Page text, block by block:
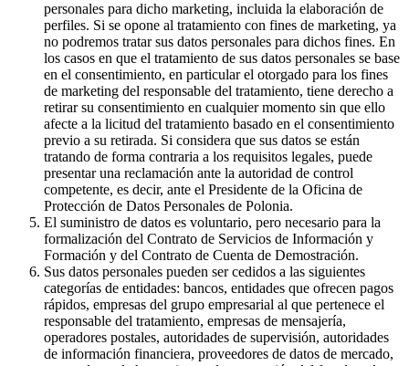
personales para dicho marketing, incluida la elaboración de
perfiles. Si se opone al tratamiento con fines de marketing, ya
no podremos tratar sus datos personales para dichos fines. En
los casos en que el tratamiento de sus datos personales se base
en el consentimiento, en particular el otorgado para los fines
de marketing del responsable del tratamiento, tiene derecho a
retirar su consentimiento en cualquier momento sin que ello
afecte a la licitud del tratamiento basado en el consentimiento
previo a su retirada. Si considera que sus datos se están
tratando de forma contraria a los requisitos legales, puede
presentar una reclamación ante la autoridad de control
competente, es decir, ante el Presidente de la Oficina de
Protección de Datos Personales de Polonia.
El suministro de datos es voluntario, pero necesario para la
formalización del Contrato de Servicios de Información y
Formación y del Contrato de Cuenta de Demostración.
Sus datos personales pueden ser cedidos a las siguientes
categorías de entidades: bancos, entidades que ofrecen pagos
rápidos, empresas del grupo empresarial al que pertenece el
responsable del tratamiento, empresas de mensajería,
operadores postales, autoridades de supervisión, autoridades
de información financiera, proveedores de datos de mercado,